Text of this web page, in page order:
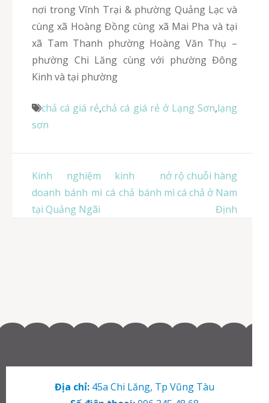
nơi trong Vĩnh Trại & phường Quảng Lạc và
cùng xã Hoàng Đồng cùng xã Mai Pha và tại
xã Tam Thanh phường Hoàng Văn Thụ –
phường Chi Lăng cùng với phường Đông
Kinh và tại phường
chả cá giá rẻ,chả cá giá rẻ ở Lạng Sơn,lạng
sơn
Điều
hướng
bài
Kinh nghiệm kinh
doanh bánh mì cá chả
tại Quảng Ngãi
nở rộ chuỗi hàng
bánh mì cá chả ở Nam
Định
Địa chỉ: 45a Chi Lăng, Tp Vũng Tàu